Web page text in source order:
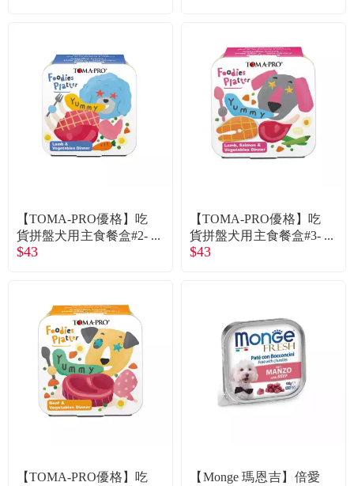
【TOMA-PRO優格】吃
貨拼盤犬用主食餐盒#2-
鄉村羊肉派（100g）
$43
【TOMA-PRO優格】吃
貨拼盤犬用主食餐盒#3-
海陸羊肉鮭魚鮮蔬（10
$43
【TOMA-PRO優格】吃
【Monge 瑪恩吉】倍愛